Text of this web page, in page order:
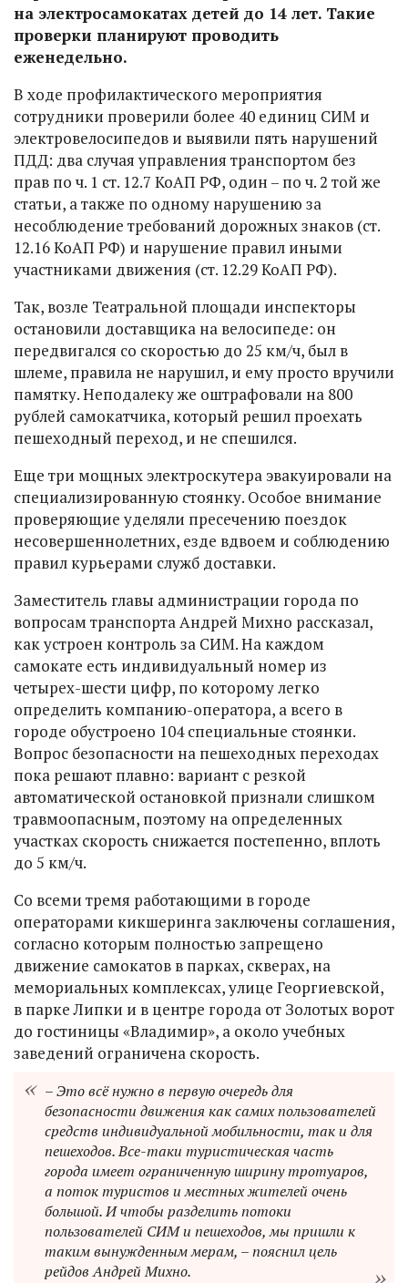
на электросамокатах детей до 14 лет. Такие
проверки планируют проводить
еженедельно.
В ходе профилактического мероприятия
сотрудники проверили более 40 единиц СИМ и
электровелосипедов и выявили пять нарушений
ПДД: два случая управления транспортом без
прав по ч. 1 ст. 12.7 КоАП РФ, один – по ч. 2 той же
статьи, а также по одному нарушению за
несоблюдение требований дорожных знаков (ст.
12.16 КоАП РФ) и нарушение правил иными
участниками движения (ст. 12.29 КоАП РФ).
Так, возле Театральной площади инспекторы
остановили доставщика на велосипеде: он
передвигался со скоростью до 25 км/ч, был в
шлеме, правила не нарушил, и ему просто вручили
памятку. Неподалеку же оштрафовали на 800
рублей самокатчика, который решил проехать
пешеходный переход, и не спешился.
Еще три мощных электроскутера эвакуировали на
специализированную стоянку. Особое внимание
проверяющие уделяли пресечению поездок
несовершеннолетних, езде вдвоем и соблюдению
правил курьерами служб доставки.
Заместитель главы администрации города по
вопросам транспорта Андрей Михно рассказал,
как устроен контроль за СИМ. На каждом
самокате есть индивидуальный номер из
четырех-шести цифр, по которому легко
определить компанию-оператора, а всего в
городе обустроено 104 специальные стоянки.
Вопрос безопасности на пешеходных переходах
пока решают плавно: вариант с резкой
автоматической остановкой признали слишком
травмоопасным, поэтому на определенных
участках скорость снижается постепенно, вплоть
до 5 км/ч.
Со всеми тремя работающими в городе
операторами кикшеринга заключены соглашения,
согласно которым полностью запрещено
движение самокатов в парках, скверах, на
мемориальных комплексах, улице Георгиевской,
в парке Липки и в центре города от Золотых ворот
до гостиницы «Владимир», а около учебных
заведений ограничена скорость.
– Это всё нужно в первую очередь для
безопасности движения как самих пользователей
средств индивидуальной мобильности, так и для
пешеходов. Все-таки туристическая часть
города имеет ограниченную ширину тротуаров,
а поток туристов и местных жителей очень
большой. И чтобы разделить потоки
пользователей СИМ и пешеходов, мы пришли к
таким вынужденным мерам, – пояснил цель
рейдов Андрей Михно.